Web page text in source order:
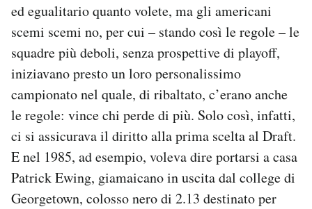
ed egualitario quanto volete, ma gli americani
scemi scemi no, per cui – stando così le regole – le
squadre più deboli, senza prospettive di playoff,
iniziavano presto un loro personalissimo
campionato nel quale, di ribaltato, c’erano anche
le regole: vince chi perde di più. Solo così, infatti,
ci si assicurava il diritto alla prima scelta al Draft.
E nel 1985, ad esempio, voleva dire portarsi a casa
Patrick Ewing, giamaicano in uscita dal college di
Georgetown, colosso nero di 2.13 destinato per